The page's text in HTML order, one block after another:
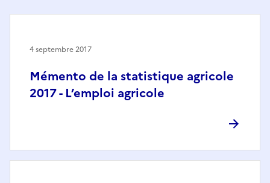
Mémento de la statistique agricole
2017 - L’emploi agricole
4 septembre 2017